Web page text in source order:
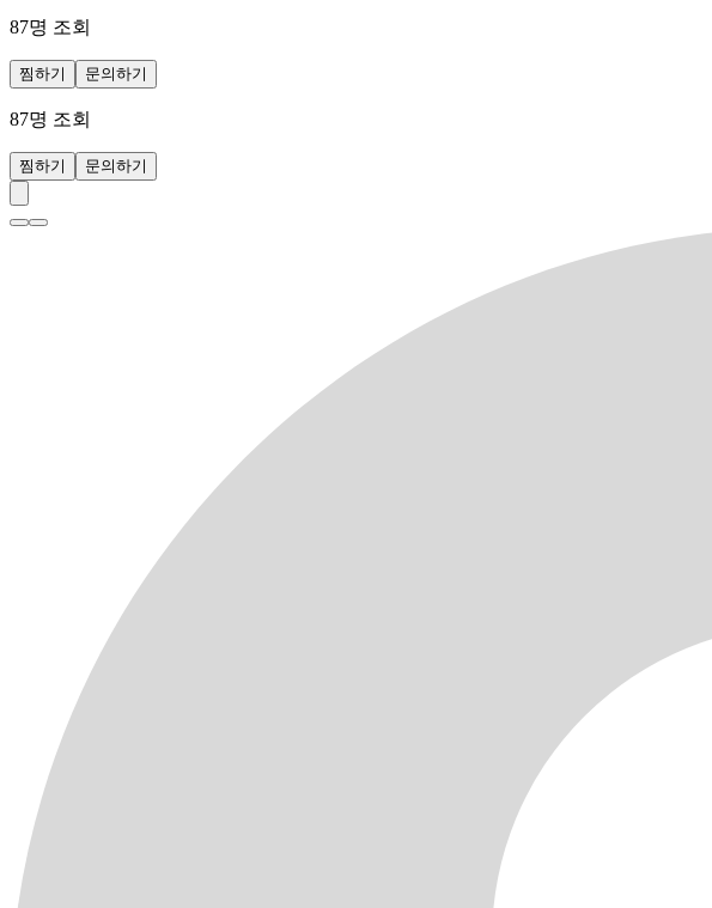
87명 조회
찜하기 문의하기
87명 조회
찜하기 문의하기